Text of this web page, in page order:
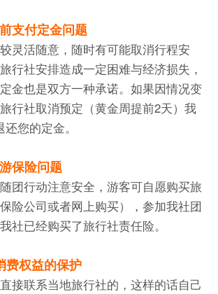
支付定金问题
活随意，随时有可能取消行程安
行社安排造成一定困难与经济损失，
金也是双方一种承诺。如果因情况变
行社取消预定（黄金周提前2天）我
您的定金。
保险问题
行动注意安全，游客可自愿购买旅
险公司或者网上购买），参加我社团
社已经购买了旅行社责任险。
费权益的保护
联系当地旅行社的，这样的话自己